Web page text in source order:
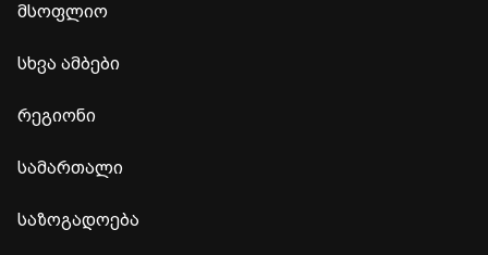
მსოფლიო
სხვა ამბები
რეგიონი
სამართალი
საზოგადოება